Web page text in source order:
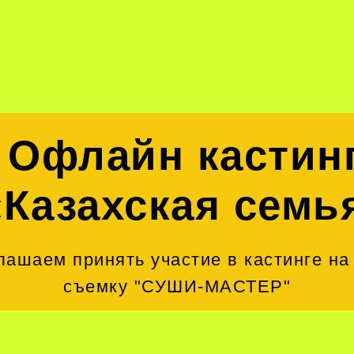
Офлайн
принять участие в кастинге
съемку "СУШИ-МАСТЕР"